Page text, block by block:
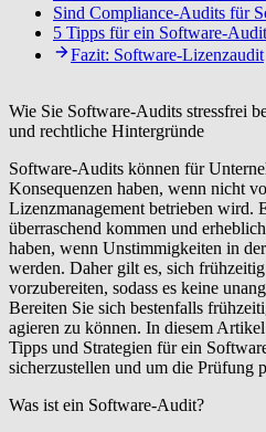
Sind Compliance-Audits für
5 Tipps für ein Software-Audit
Fazit: Software-Lizenzaudit
Wie Sie Software-Audits stressfrei
und rechtliche Hintergründe
Software-Audits können für
Konsequenzen haben, wenn nicht
Lizenzmanagement betrieben wird.
überraschend kommen und
haben, wenn Unstimmigkeiten in
werden. Daher gilt es, sich
vorzubereiten, sodass es keine
Bereiten Sie sich bestenfalls
agieren zu können. In diesem
Tipps und Strategien für ein
sicherzustellen und um die Prüfung
Was ist ein Software-Audit?